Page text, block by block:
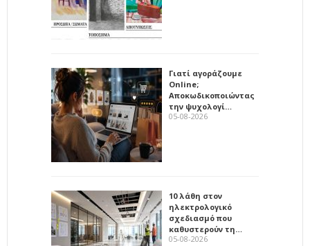
Γιατί αγοράζουμε
Online;
Αποκωδικοποιώντας
την ψυχολογί…
05-08-2026
10 λάθη στον
ηλεκτρολογικό
σχεδιασμό που
καθυστερούν τη…
05-08-2026